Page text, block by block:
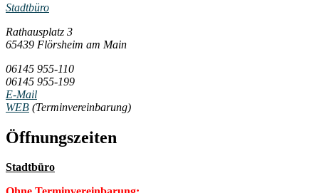
Stadtbüro
Rathausplatz 3
65439 Flörsheim am Main
06145 955-110
06145 955-199
E-Mail
WEB (Terminvereinbarung)
Öffnungszeiten
Stadtbüro